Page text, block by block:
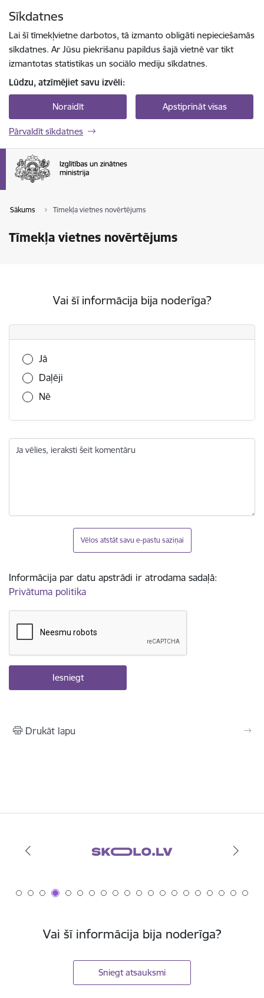
Sīkdatnes
Lai šī tīmekļvietne darbotos, tā izmanto obligāti nepieciešamās
sīkdatnes. Ar Jūsu piekrišanu papildus šajā vietnē var tikt
izmantotas statistikas un sociālo mediju sīkdatnes.
Lūdzu, atzīmējiet savu izvēli:
Noraidīt Apstiprināt visas
Pārvaldīt sīkdatnes
Sākums Tīmekļa vietnes novērtējums
Tīmekļa vietnes novērtējums
Vai šī informācija bija noderīga?
Vai šī informācija bija noderīga?
Jā
Daļēji
Nē
Ja vēlies, ieraksti šeit komentāru
Vēlos atstāt savu e-pastu saziņai
Informācija par datu apstrādi ir atrodama sadaļā:
Privātuma politika
Drukāt lapu
Vai šī informācija bija noderīga?
Sniegt atsauksmi